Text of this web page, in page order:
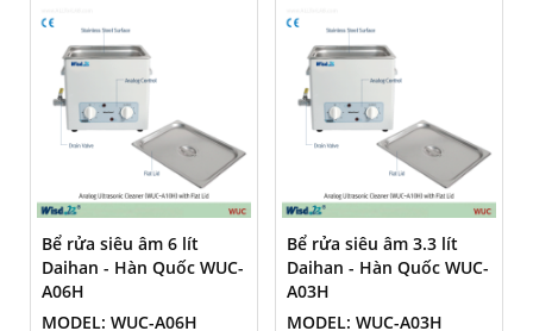
Bể rửa siêu âm 6 lít
Daihan - Hàn Quốc WUC-
A06H
MODEL: WUC-A06H
Bể rửa siêu âm 3.3 lít
Daihan - Hàn Quốc WUC-
A03H
MODEL: WUC-A03H